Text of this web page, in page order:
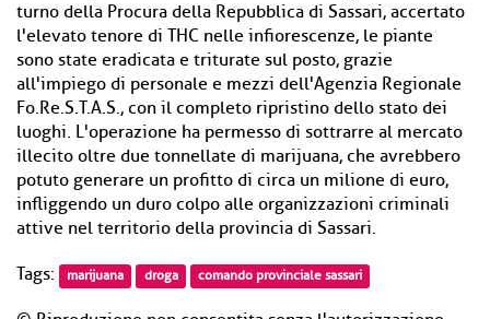
turno della Procura della Repubblica di Sassari, accertato
l'elevato tenore di THC nelle infiorescenze, le piante
sono state eradicata e triturate sul posto, grazie
all'impiego di personale e mezzi dell'Agenzia Regionale
Fo.Re.S.T.A.S., con il completo ripristino dello stato dei
luoghi. L'operazione ha permesso di sottrarre al mercato
illecito oltre due tonnellate di marijuana, che avrebbero
potuto generare un profitto di circa un milione di euro,
infliggendo un duro colpo alle organizzazioni criminali
attive nel territorio della provincia di Sassari.
Tags: marijuana droga comando provinciale sassari